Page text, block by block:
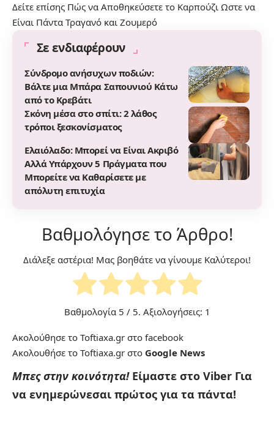
Δείτε επίσης Πώς να Αποθηκεύσετε το Καρπούζι Ωστε να
Είναι Πάντα Τραγανό και Ζουμερό
Σε ενδιαφέρουν
Σύνδρομο ανήσυχων ποδιών:
Βάλτε μια Μπάρα Σαπουνιού Κάτω
από το Κρεβάτι
Σκόνη μέσα στο σπίτι: 2 λάθος
τρόποι ξεσκονίσματος
Ελαιόλαδο: Μπορεί να Είναι Ακριβό
Αλλά Υπάρχουν 5 Πράγματα που
Μπορείτε να Καθαρίσετε με
απόλυτη επιτυχία
Βαθμολόγησε το Άρθρο!
Διάλεξε αστέρια! Μας βοηθάτε να γίνουμε Καλύτεροι!
Βαθμολογία 5 / 5. Αξιολογήσεις: 1
Ακολούθησε το Toftiaxa.gr στο facebook
Ακολουθήσε το Toftiaxa.gr στο Google News
Μπες στην κοινότητα! Είμαστε στο Viber Για
να ενημερώνεσαι πρώτος για τα πάντα!